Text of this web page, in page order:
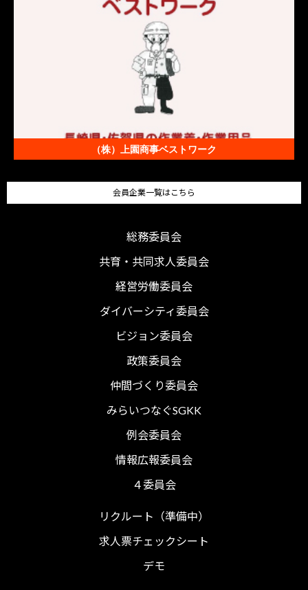
（株）上園商事ベストワーク
会員企業一覧はこちら
総務委員会
共育・共同求人委員会
経営労働委員会
ダイバーシティ委員会
ビジョン委員会
政策委員会
仲間づくり委員会
みらいつなぐSGKK
例会委員会
情報広報委員会
４委員会
リクルート（準備中）
求人票チェックシート
デモ